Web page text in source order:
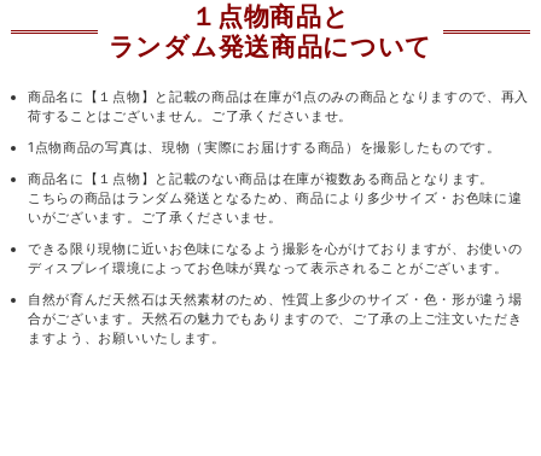
１点物商品と
ランダム発送商品について
商品名に【１点物】と記載の商品は在庫が1点のみの商品となりますので、再入
荷することはございません。ご了承くださいませ。
1点物商品の写真は、現物（実際にお届けする商品）を撮影したものです。
商品名に【１点物】と記載のない商品は在庫が複数ある商品となります。
こちらの商品はランダム発送となるため、商品により多少サイズ・お色味に違
いがございます。ご了承くださいませ。
できる限り現物に近いお色味になるよう撮影を心がけておりますが、お使いの
ディスプレイ環境によってお色味が異なって表示されることがございます。
自然が育んだ天然石は天然素材のため、性質上多少のサイズ・色・形が違う場
合がございます。天然石の魅力でもありますので、ご了承の上ご注文いただき
ますよう、お願いいたします。